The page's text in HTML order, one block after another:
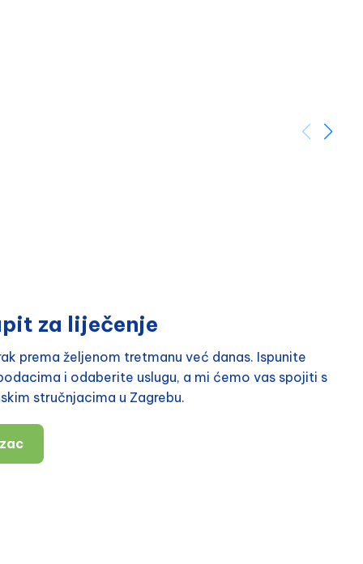
za liječenje
prema željenom tretmanu već danas. Ispunite
i odaberite uslugu, a mi ćemo vas spojiti s
stručnjacima u Zagrebu.